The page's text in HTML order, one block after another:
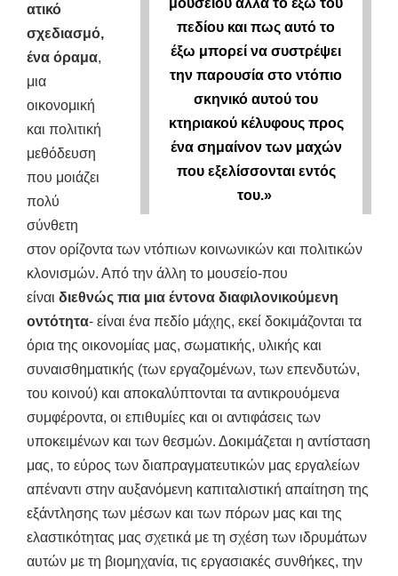
μουσείου αλλά το έξω του
πεδίου και πως αυτό το
έξω μπορεί να συστρέψει
την παρουσία στο ντόπιο
σκηνικό αυτού του
κτηριακού κέλυφους προς
ένα σημαίνον των μαχών
που εξελίσσονται εντός
του.»
ατικό
σχεδιασμό,
ένα όραμα,
μια
οικονομική
και πολιτική
μεθόδευση
που μοιάζει
πολύ
σύνθετη
στον ορίζοντα των ντόπιων κοινωνικών και πολιτικών
κλονισμών. Από την άλλη το μουσείο-που
είναι διεθνώς πια μια έντονα διαφιλονικούμενη
οντότητα- είναι ένα πεδίο μάχης, εκεί δοκιμάζονται τα
όρια της οικονομίας μας, σωματικής, υλικής και
συναισθηματικής (των εργαζομένων, των επενδυτών,
του κοινού) και αποκαλύπτονται τα αντικρουόμενα
συμφέροντα, οι επιθυμίες και οι αντιφάσεις των
υποκειμένων και των θεσμών. Δοκιμάζεται η αντίσταση
μας, το εύρος των διαπραγματευτικών μας εργαλείων
απέναντι στην αυξανόμενη καπιταλιστική απαίτηση της
εξάντλησης των μέσων και των πόρων μας και της
ελαστικότητας μας σχετικά με τη σχέση των ιδρυμάτων
αυτών με τη βιομηχανία, τις εργασιακές συνθήκες, την